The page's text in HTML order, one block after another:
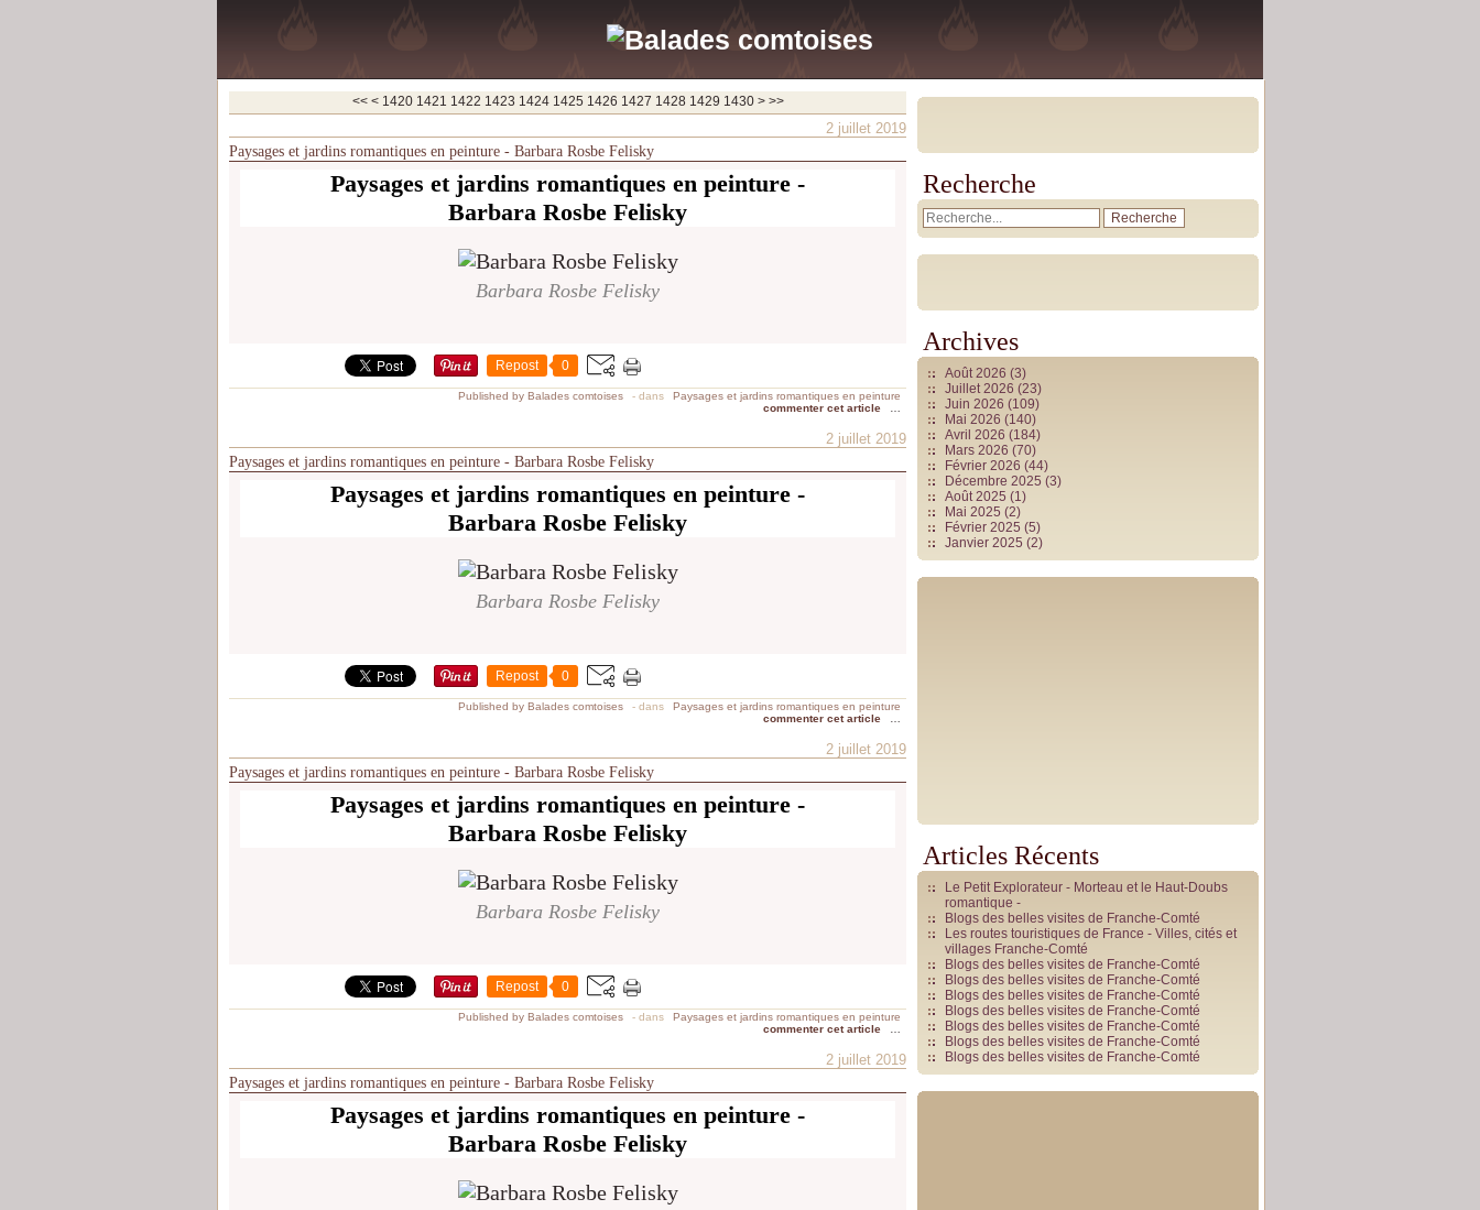
<< < 1400
1410
1420 1421 1422 1423 1424 1425 1426 1427 1428 1429 1430 1440
1450
1460
1470
1480
1490
1500
1600
1700
1800
1900
2000
2100
2200
2300
2400
2500
2600
2700
2800
2900
3000
3100
3200
3300
3400
3500
3600
3700
> >>
2 juillet 2019
Paysages et jardins romantiques en peinture - Barbara Rosbe Felisky
Paysages et jardins romantiques en peinture -
Barbara Rosbe Felisky
Barbara Rosbe Felisky
Repost 0
Published by Balades comtoises - dans
Paysages et jardins romantiques en peinture
commenter cet article
2 juillet 2019
Paysages et jardins romantiques en peinture - Barbara Rosbe Felisky
Paysages et jardins romantiques en peinture -
Barbara Rosbe Felisky
Barbara Rosbe Felisky
Repost 0
Published by Balades comtoises - dans
Paysages et jardins romantiques en peinture
commenter cet article
2 juillet 2019
Paysages et jardins romantiques en peinture - Barbara Rosbe Felisky
Paysages et jardins romantiques en peinture -
Barbara Rosbe Felisky
Barbara Rosbe Felisky
Repost 0
Published by Balades comtoises - dans
Paysages et jardins romantiques en peinture
commenter cet article
2 juillet 2019
Paysages et jardins romantiques en peinture - Barbara Rosbe Felisky
Paysages et jardins romantiques en peinture -
Barbara Rosbe Felisky
Recherche
Archives
Août 2026 (3)
Juillet 2026 (23)
Juin 2026 (109)
Mai 2026 (140)
Avril 2026 (184)
Mars 2026 (70)
Février 2026 (44)
Décembre 2025 (3)
Août 2025 (1)
Mai 2025 (2)
Février 2025 (5)
Janvier 2025 (2)
Articles Récents
Le Petit Explorateur - Morteau et le Haut-Doubs
romantique -
Blogs des belles visites de Franche-Comté
Les routes touristiques de France - Villes, cités et
villages Franche-Comté
Blogs des belles visites de Franche-Comté
Blogs des belles visites de Franche-Comté
Blogs des belles visites de Franche-Comté
Blogs des belles visites de Franche-Comté
Blogs des belles visites de Franche-Comté
Blogs des belles visites de Franche-Comté
Blogs des belles visites de Franche-Comté